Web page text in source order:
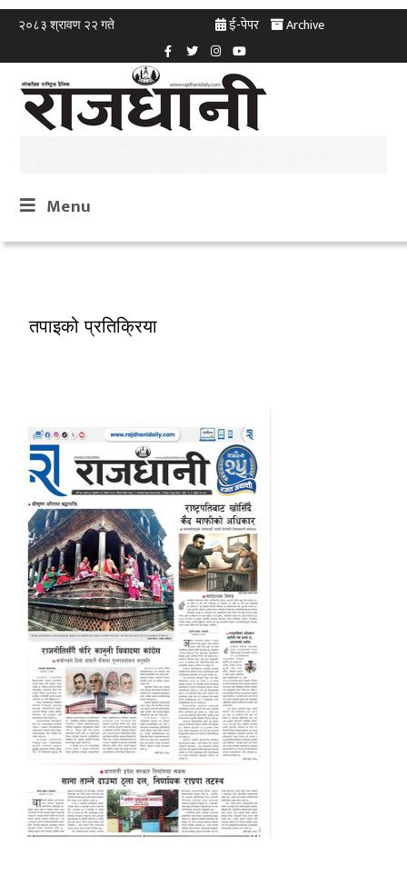
२०८३ श्रावण २२ गते ई-पेपर Archive
Menu
तपाइको प्रतिक्रिया